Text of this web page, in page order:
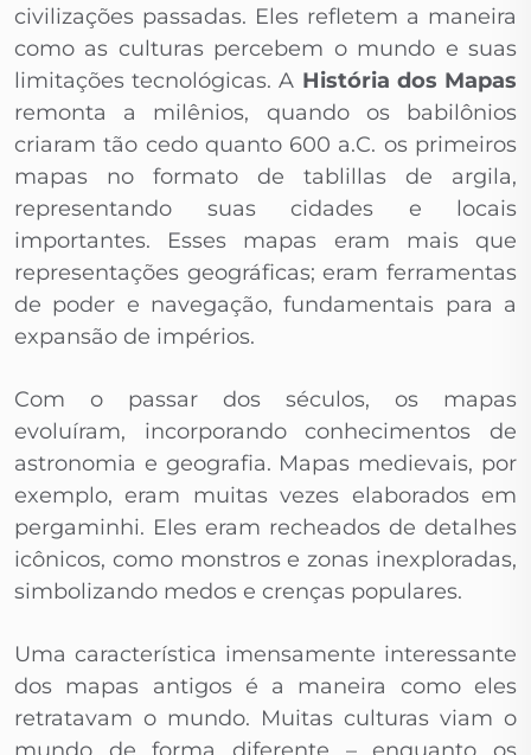
civilizações passadas. Eles refletem a maneira
como as culturas percebem o mundo e suas
limitações tecnológicas. A História dos Mapas
remonta a milênios, quando os babilônios
criaram tão cedo quanto 600 a.C. os primeiros
mapas no formato de tablillas de argila,
representando suas cidades e locais
importantes. Esses mapas eram mais que
representações geográficas; eram ferramentas
de poder e navegação, fundamentais para a
expansão de impérios.
Com o passar dos séculos, os mapas
evoluíram, incorporando conhecimentos de
astronomia e geografia. Mapas medievais, por
exemplo, eram muitas vezes elaborados em
pergaminhi. Eles eram recheados de detalhes
icônicos, como monstros e zonas inexploradas,
simbolizando medos e crenças populares.
Uma característica imensamente interessante
dos mapas antigos é a maneira como eles
retratavam o mundo. Muitas culturas viam o